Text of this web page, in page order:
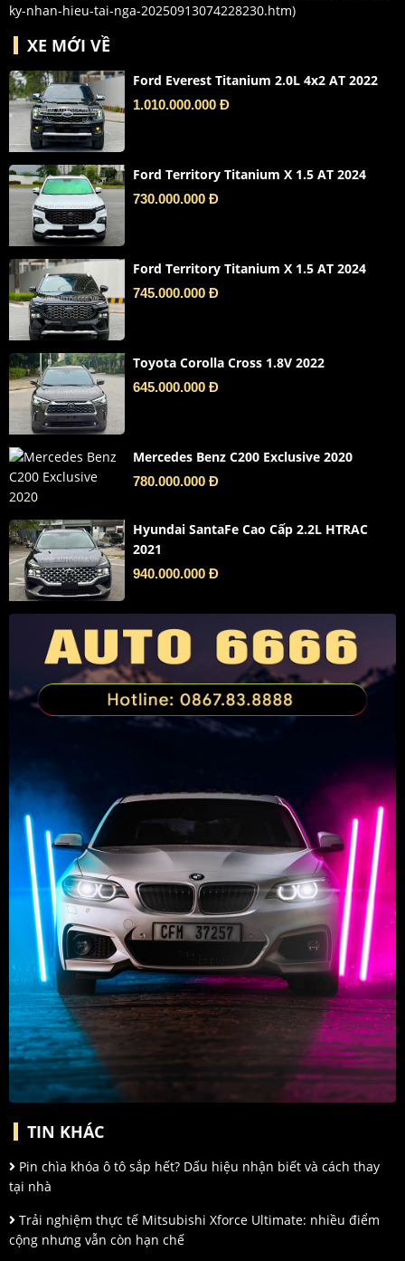
ky-nhan-hieu-tai-nga-20250913074228230.htm)
XE MỚI VỀ
Ford Everest Titanium 2.0L 4x2 AT 2022
1.010.000.000 Đ
Ford Territory Titanium X 1.5 AT 2024
730.000.000 Đ
Ford Territory Titanium X 1.5 AT 2024
745.000.000 Đ
Toyota Corolla Cross 1.8V 2022
645.000.000 Đ
Mercedes Benz C200 Exclusive 2020
780.000.000 Đ
Hyundai SantaFe Cao Cấp 2.2L HTRAC
2021
940.000.000 Đ
TIN KHÁC
Pin chìa khóa ô tô sắp hết? Dấu hiệu nhận biết và cách thay
tại nhà
Trải nghiệm thực tế Mitsubishi Xforce Ultimate: nhiều điểm
cộng nhưng vẫn còn hạn chế